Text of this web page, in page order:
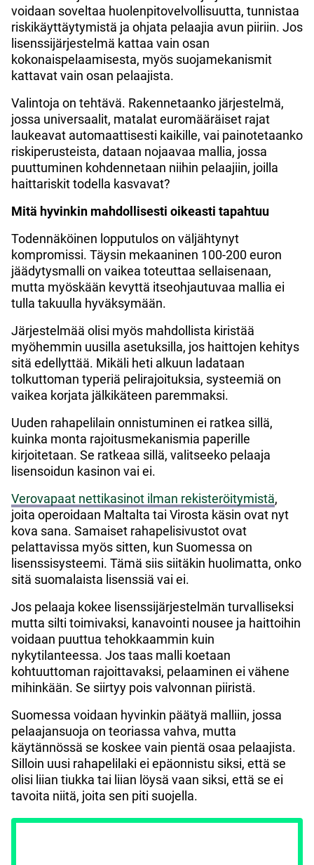
voidaan soveltaa huolenpitovelvollisuutta, tunnistaa
riskikäyttäytymistä ja ohjata pelaajia avun piiriin. Jos
lisenssijärjestelmä kattaa vain osan
kokonaispelaamisesta, myös suojamekanismit
kattavat vain osan pelaajista.
Valintoja on tehtävä. Rakennetaanko järjestelmä,
jossa universaalit, matalat euromääräiset rajat
laukeavat automaattisesti kaikille, vai painotetaanko
riskiperusteista, dataan nojaavaa mallia, jossa
puuttuminen kohdennetaan niihin pelaajiin, joilla
haittariskit todella kasvavat?
Mitä hyvinkin mahdollisesti oikeasti tapahtuu
Todennäköinen lopputulos on väljähtynyt
kompromissi. Täysin mekaaninen 100-200 euron
jäädytysmalli on vaikea toteuttaa sellaisenaan,
mutta myöskään kevyttä itseohjautuvaa mallia ei
tulla takuulla hyväksymään.
Järjestelmää olisi myös mahdollista kiristää
myöhemmin uusilla asetuksilla, jos haittojen kehitys
sitä edellyttää. Mikäli heti alkuun ladataan
tolkuttoman typeriä pelirajoituksia, systeemiä on
vaikea korjata jälkikäteen paremmaksi.
Uuden rahapelilain onnistuminen ei ratkea sillä,
kuinka monta rajoitusmekanismia paperille
kirjoitetaan. Se ratkeaa sillä, valitseeko pelaaja
lisensoidun kasinon vai ei.
Verovapaat nettikasinot ilman rekisteröitymistä,
joita operoidaan Maltalta tai Virosta käsin ovat nyt
kova sana. Samaiset rahapelisivustot ovat
pelattavissa myös sitten, kun Suomessa on
lisenssisysteemi. Tämä siis siitäkin huolimatta, onko
sitä suomalaista lisenssiä vai ei.
Jos pelaaja kokee lisenssijärjestelmän turvalliseksi
mutta silti toimivaksi, kanavointi nousee ja haittoihin
voidaan puuttua tehokkaammin kuin
nykytilanteessa. Jos taas malli koetaan
kohtuuttoman rajoittavaksi, pelaaminen ei vähene
mihinkään. Se siirtyy pois valvonnan piiristä.
Suomessa voidaan hyvinkin päätyä malliin, jossa
pelaajansuoja on teoriassa vahva, mutta
käytännössä se koskee vain pientä osaa pelaajista.
Silloin uusi rahapelilaki ei epäonnistu siksi, että se
olisi liian tiukka tai liian löysä vaan siksi, että se ei
tavoita niitä, joita sen piti suojella.